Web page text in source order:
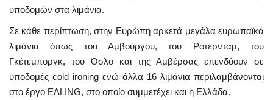
υποδομών στα λιμάνια.
Σε κάθε περίπτωση, στην Ευρώπη αρκετά μεγάλα ευρωπαϊκά
λιμάνια όπως του Αμβούργου, του Ρότερνταμ, του
Γκέτεμποργκ, του Όσλο και της Αμβέρσας επενδύουν σε
υποδομές cold ironing ενώ άλλα 16 λιμάνια περιλαμβάνονται
στο έργο EALING, στο οποίο συμμετέχει και η Ελλάδα.